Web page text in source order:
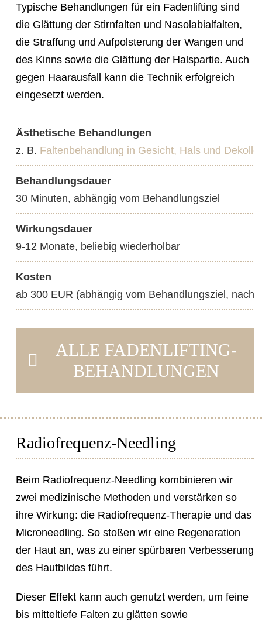
Typische Behandlungen für ein Fadenlifting sind
die Glättung der Stirnfalten und Nasolabialfalten,
die Straffung und Aufpolsterung der Wangen und
des Kinns sowie die Glättung der Halspartie. Auch
gegen Haarausfall kann die Technik erfolgreich
eingesetzt werden.
Ästhetische Behandlungen
z. B. Faltenbehandlung in Gesicht, Hals und
Behandlungsdauer
30 Minuten, abhängig vom Behandlungsziel
Wirkungsdauer
9-12 Monate, beliebig wiederholbar
Kosten
ab 300 EUR (abhängig vom Behandlungsziel, nach
ALLE FADENLIFTING-
BEHANDLUNGEN
Radiofrequenz-Needling
Beim Radiofrequenz-Needling kombinieren wir
zwei medizinische Methoden und verstärken so
ihre Wirkung: die Radiofrequenz-Therapie und das
Microneedling. So stoßen wir eine Regeneration
der Haut an, was zu einer spürbaren Verbesserung
des Hautbildes führt.
Dieser Effekt kann auch genutzt werden, um feine
bis mitteltiefe Falten zu glätten sowie